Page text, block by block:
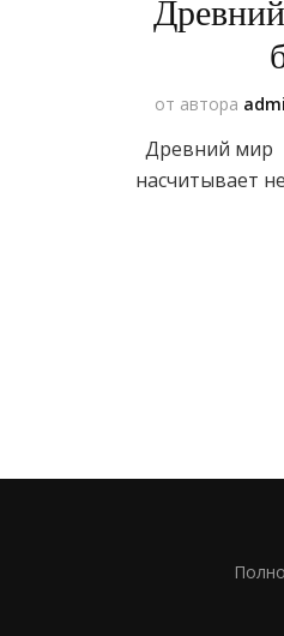
от автора
Древний мир
насчитывает